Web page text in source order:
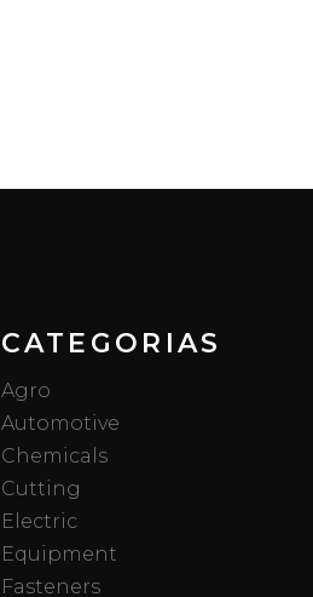
CATEGORIAS
Agro
Automotive
Chemicals
Cutting
Electric
Equipment
Fasteners